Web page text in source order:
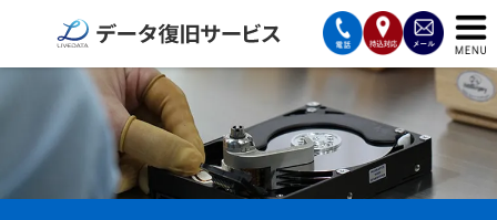
サービスの案内
復旧費用と納期
サービスの流れ